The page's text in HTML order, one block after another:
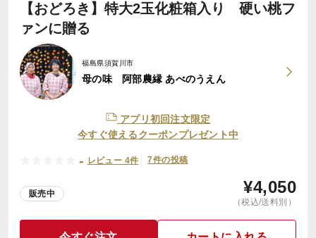
【おどろき】特大2玉化粧箱入り 硬い桃フ
ァンに贈る
福島県須賀川市
母の味 阿部農縁 あべのうえん
アプリ初回注文限定
今すぐ使えるクーポンプレゼント中
- レビュー 4件 7件の投稿
販売中 ¥4,050
（税込/送料別）